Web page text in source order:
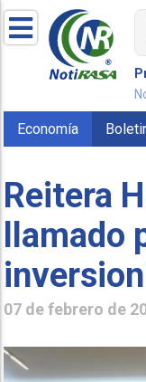
Economía
Reitera
llamado
07 de febrero de